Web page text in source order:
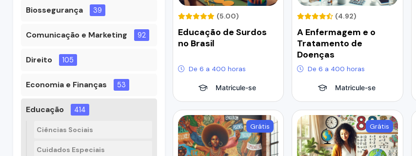
Biossegurança 39
Comunicação e Marketing 92
Direito 105
Economia e Finanças 53
Educação 414
Ciências Sociais
Cuidados Especiais
(5.00)
Educação de Surdos
no Brasil
De 6 a 400 horas
Matricule-se
(4.92)
A Enfermagem e o
Tratamento de
Doenças
De 6 a 400 horas
Matricule-se
Grátis Grátis